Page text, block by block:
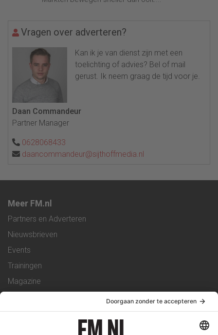
Vragen over adverteren?
Kan ik je van dienst zijn met een
toelichting of advies? Bel of mail
gerust. Ik neem graag de tijd voor je.
Daan Commandeur
Partner Manager
0628068433
daancommandeur@sijthoffmedia.nl
Meer FM.nl
Partners en Adverteren
Nieuwsbrieven
Events
Trainingen
Magazine
Service & Contact